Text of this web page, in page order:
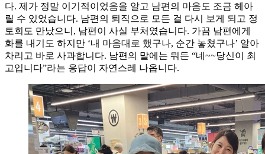
다. 제가 정말 이기적이었음을 알고 남편의 마음도 조금 헤아
릴 수 있었습니다. 남편의 퇴직으로 모든 걸 다시 보게 되고 정
토회도 만났으니, 남편이 사실 부처였습니다. 가끔 남편에게
화를 내기도 하지만 ‘내 마음대로 했구나, 순간 놓쳤구나’ 알아
차리고 바로 사과합니다. 남편의 말에는 뭐든 “네~~당신이 최
고입니다”라는 응답이 자연스레 나옵니다.